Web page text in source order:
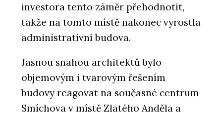
investora tento záměr přehodnotit,
takže na tomto místě nakonec vyrostla
administrativní budova.
Jasnou snahou architektů bylo
objemovým i tvarovým řešením
budovy reagovat na současné centrum
Smíchova v místě Zlatého Anděla a